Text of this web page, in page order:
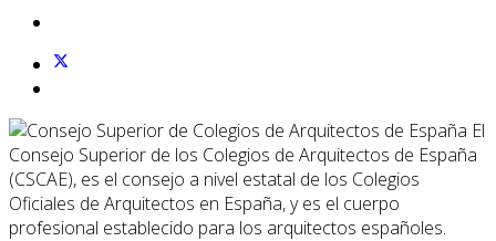
El
Consejo Superior de los Colegios de Arquitectos de España
(CSCAE), es el consejo a nivel estatal de los Colegios
Oficiales de Arquitectos en España, y es el cuerpo
profesional establecido para los arquitectos españoles.